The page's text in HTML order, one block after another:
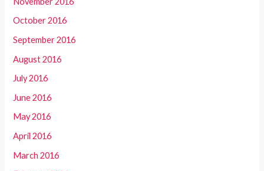
October 2016
September 2016
August 2016
July 2016
June 2016
May 2016
April 2016
March 2016